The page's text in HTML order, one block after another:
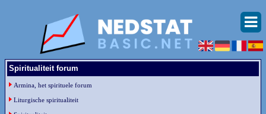
Spiritualiteit forum
Armina, het spirituele forum
Liturgische spiritualiteit